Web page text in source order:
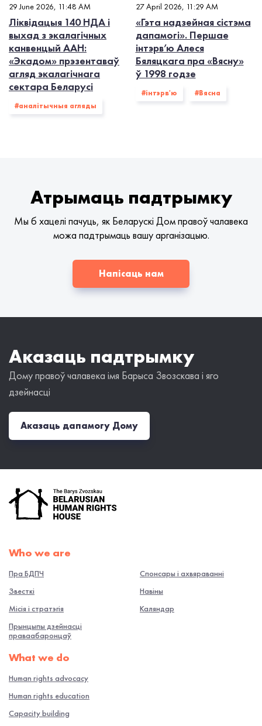
29 June 2026, 11:48 AM
Ліквідацыя 140 НДА і
выхад з экалагiчных
канвенцый ААН:
«Экадом» прэзентаваў
агляд экалагічнага
сектара Беларусі
#аналітычныя агляды
27 April 2026, 11:29 AM
«Гэта надзейная сістэма
дапамогі». Першае
інтэрв’ю Алеся
Бяляцкага пра «Вясну»
ў 1998 годзе
#інтэрв'ю #Вясна
Атрымаць падтрымку
Мы б хацелі пачуць, як Беларускі Дом правоў чалавека
можа падтрымаць вашу арганізацыю.
Напісаць нам
Аказаць падтрымку
Дому правоў чалавека імя Барыса Звозскава і яго
дзейнасці
Аказаць дапамогу Дому
Who we are
Пра БДПЧ
Звесткі
Місія і стратэгія
Прынцыпы дзейнасці
праваабаронцаў
Спонсары і ахвяраванні
Навiны
Каляндар
What we do
Human rights advocacy
Human rights education
Capacity building